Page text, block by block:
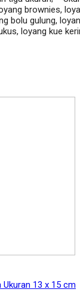
brownies,
bolu gulung,
loyang kue
13 x 15 cm